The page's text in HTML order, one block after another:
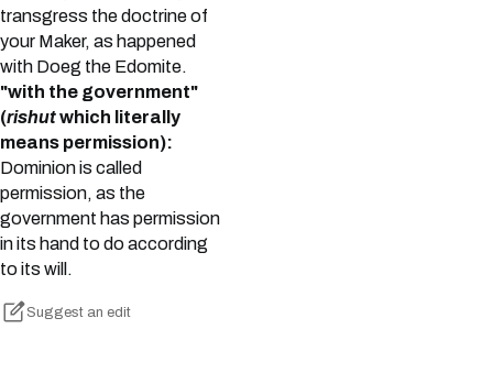
transgress the doctrine of
your Maker, as happened
with Doeg the Edomite.
"with the government"
(rishutwhich literally
means permission):
Dominion is called
permission, as the
government has permission
in its hand to do according
to its will.
Suggest an edit